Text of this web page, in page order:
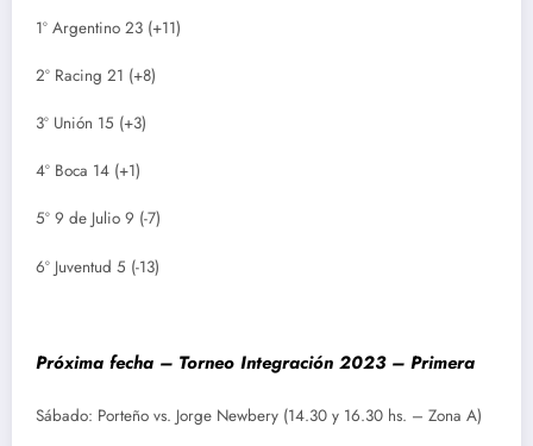
1º Argentino 23 (+11)
2º Racing 21 (+8)
3º Unión 15 (+3)
4º Boca 14 (+1)
5º 9 de Julio 9 (-7)
6º Juventud 5 (-13)
Próxima fecha – Torneo Integración 2023 – Primera
Sábado: Porteño vs. Jorge Newbery (14.30 y 16.30 hs. – Zona A)